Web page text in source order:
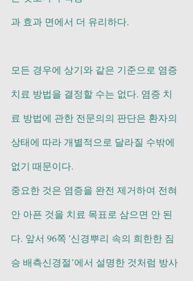
과 효과 면에서 더 유리하다.
모든 경우에 상기와 같은 기준으로 염증
치료 방법을 결정할 수는 없다. 염증 치
료 방법에 관한 전문의의 판단은 환자의
상태에 따라 개별적으로 달라질 수밖에
없기 때문이다.
중요한 것은 염증을 완전 제거하여 전혀
안 아픈 것을 치료 목표로 삼으면 안 된
다. 앞서 96쪽 '신경뿌리 속의 희한한 짐
승 배측신경절’에서 설명한 것처럼 방사